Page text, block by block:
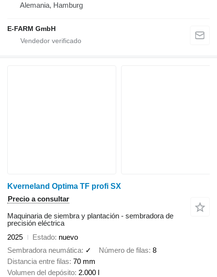
Alemania, Hamburg
E-FARM GmbH
Kverneland Optima TF profi SX
Precio a consultar
Maquinaria de siembra y plantación - sembradora de
precisión eléctrica
2025
Estado nuevo
Sembradora neumática ✓ Número de filas 8
Distancia entre filas 70 mm
Volumen del depósito 2.000 l